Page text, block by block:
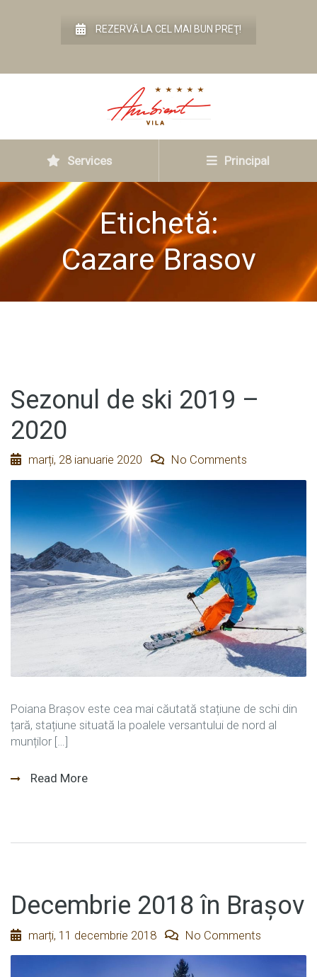
REZERVĂ LA CEL MAI BUN PREŢ!
Services Principal
Etichetă:
Cazare Brasov
Sezonul de ski 2019 –
2020
marți, 28 ianuarie 2020 No Comments
Poiana Brașov este cea mai căutată stațiune de schi din
țară, stațiune situată la poalele versantului de nord al
munților […]
Read More
Decembrie 2018 în Brașov
marți, 11 decembrie 2018 No Comments